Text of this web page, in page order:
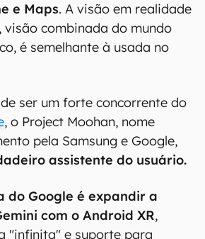
e Maps. A visão em realidade
visão combinada do mundo
é semelhante à usada no
ser um forte concorrente do
, o Project Moohan, nome
pela Samsung e Google,
assistente do usuário.
do Google é expandir a
com o Android XR,
"infinita" e suporte para